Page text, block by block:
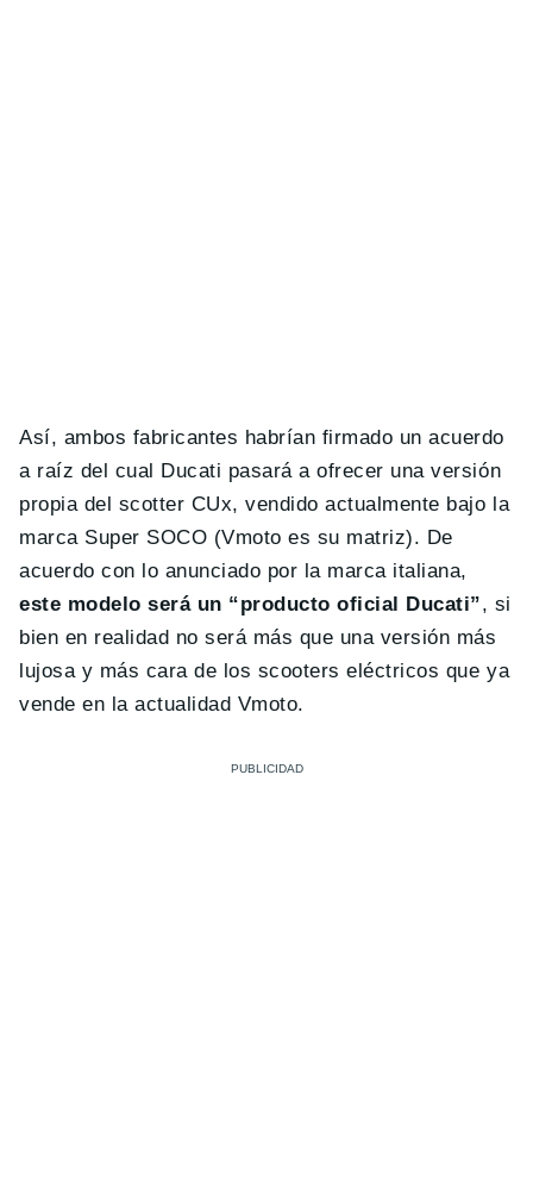
Así, ambos fabricantes habrían firmado un acuerdo
a raíz del cual Ducati pasará a ofrecer una versión
propia del scotter CUx, vendido actualmente bajo la
marca Super SOCO (Vmoto es su matriz). De
acuerdo con lo anunciado por la marca italiana,
este modelo será un “producto oficial Ducati”, si
bien en realidad no será más que una versión más
lujosa y más cara de los scooters eléctricos que ya
vende en la actualidad Vmoto.